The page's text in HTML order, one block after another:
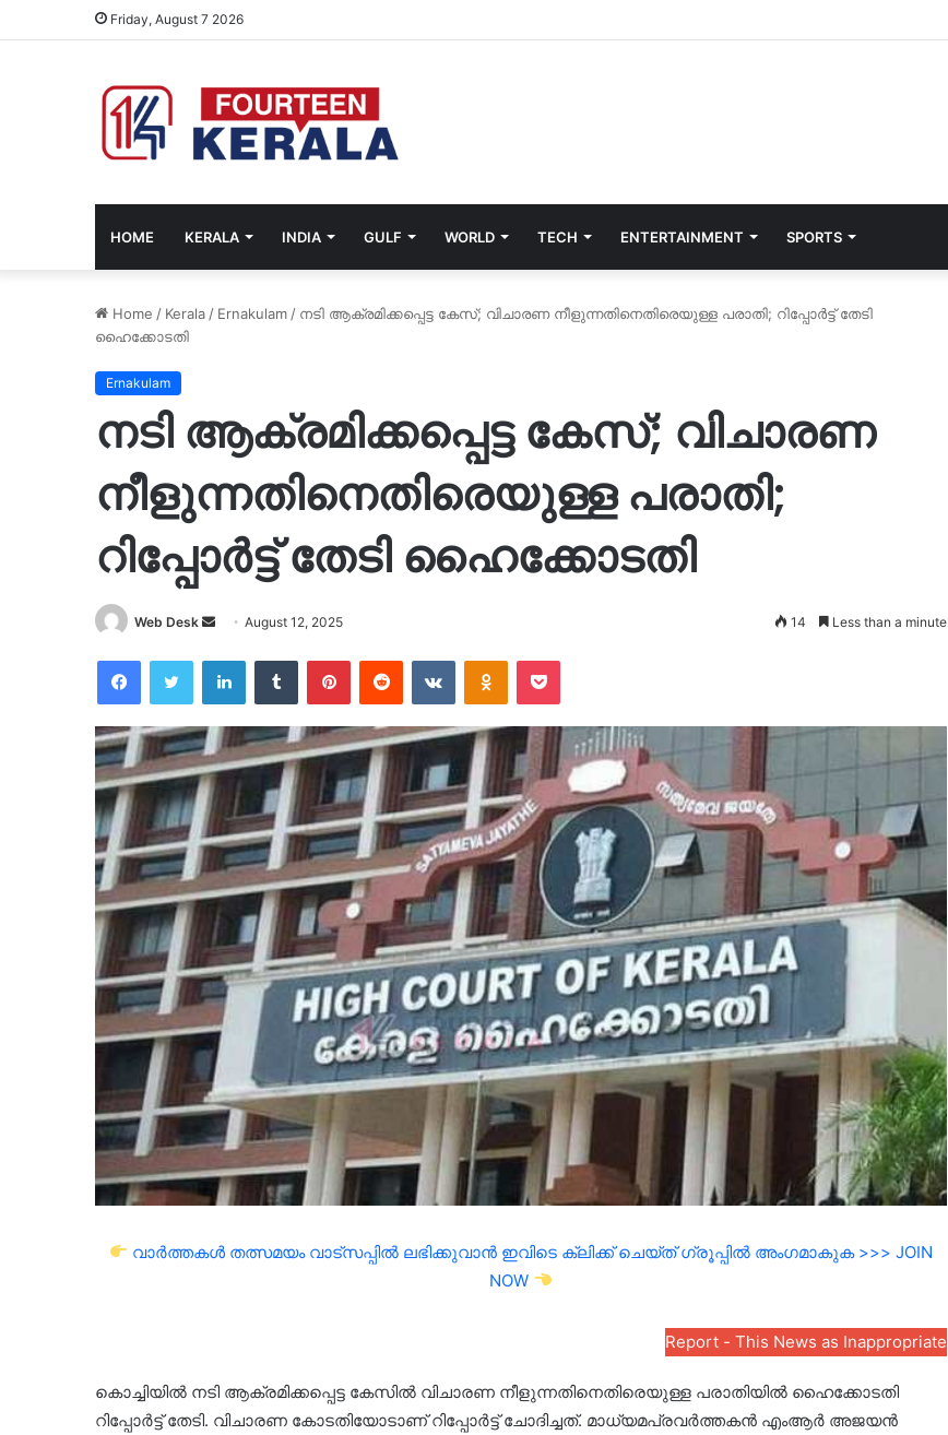
Friday, August 7 2026
HOME KERALA INDIA GULF WORLD TECH ENTERTAINMENT SPORTS
Home / Kerala / Ernakulam / നടി ആക്രമിക്കപ്പെട്ട കേസ്; വിചാരണ നീളുന്നതിനെതിരെയുള്ള പരാതി; റിപ്പോർട്ട് തേടി
ഹൈക്കോടതി
Ernakulam
നടി ആക്രമിക്കപ്പെട്ട കേസ്; വിചാരണ
നീളുന്നതിനെതിരെയുള്ള പരാതി;
റിപ്പോർട്ട് തേടി ഹൈക്കോടതി
Web Desk
Send
email
August 12, 2025 14 Less than a minute
FacebookTwitter LinkedInTumblr PinterestReddit VKontakteOdnoklassniki
Pocket
വാർത്തകൾ തത്സമയം വാട്സപ്പിൽ ലഭിക്കുവാൻ ഇവിടെ ക്ലിക്ക് ചെയ്ത് ഗ്രൂപ്പിൽ അംഗമാകുക >>> JOIN
NOW
Report - This News as Inappropriate
കൊച്ചിയിൽ നടി ആക്രമിക്കപ്പെട്ട കേസിൽ വിചാരണ നീളുന്നതിനെതിരെയുള്ള പരാതിയിൽ ഹൈക്കോടതി
റിപ്പോർട്ട് തേടി. വിചാരണ കോടതിയോടാണ് റിപ്പോർട്ട് ചോദിച്ചത്. മാധ്യമപ്രവർത്തകൻ എംആർ അജയൻ